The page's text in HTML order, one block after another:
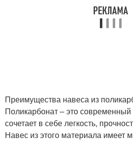
Преимущества навеса из
Поликарбонат – это
сочетает в себе легкость,
Навес из этого материала имеет